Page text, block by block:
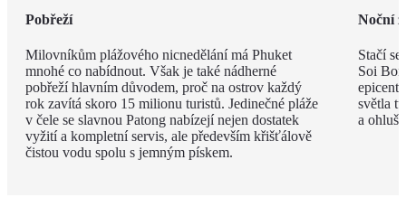
Pobřeží
Milovníkům plážového nicnedělání má Phuket
mnohé co nabídnout. Však je také nádherné
pobřeží hlavním důvodem, proč na ostrov každý
rok zavítá skoro 15 milionu turistů. Jedinečné pláže
v čele se slavnou Patong nabízejí nejen dostatek
vyžití a kompletní servis, ale především křišťálově
čistou vodu spolu s jemným pískem.
Noční
Stačí
Soi
světla
a